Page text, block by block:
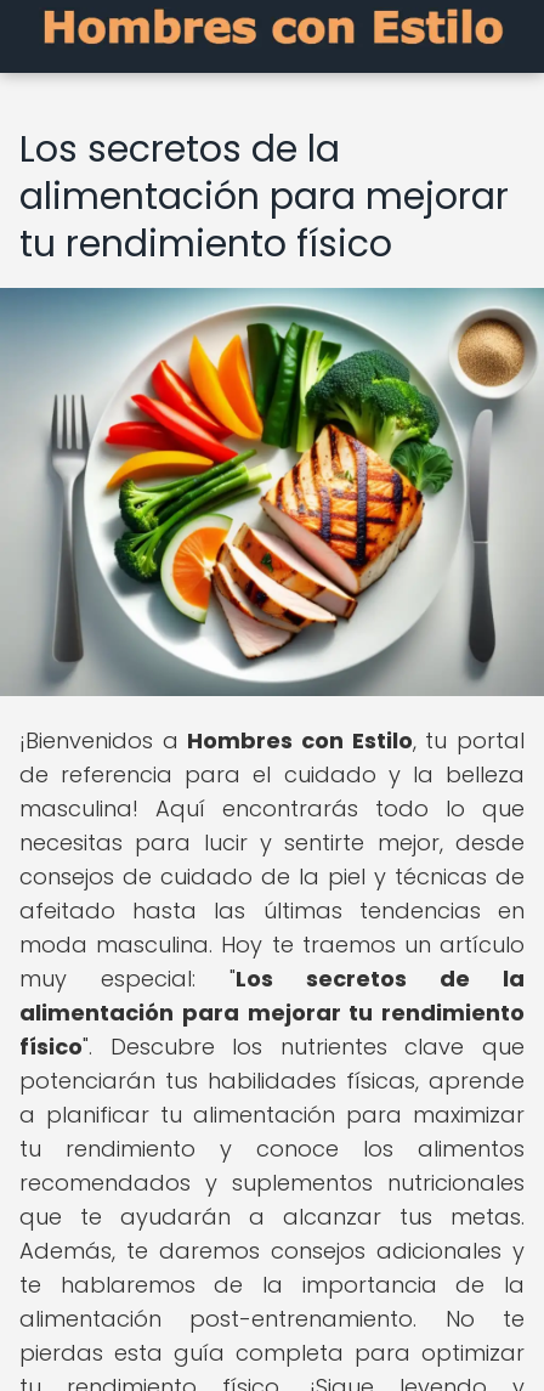
Los secretos de la
alimentación para mejorar
tu rendimiento físico
¡Bienvenidos a Hombres con Estilo, tu portal
de referencia para el cuidado y la belleza
masculina! Aquí encontrarás todo lo que
necesitas para lucir y sentirte mejor, desde
consejos de cuidado de la piel y técnicas de
afeitado hasta las últimas tendencias en
moda masculina. Hoy te traemos un artículo
muy especial: "Los secretos de la
alimentación para mejorar tu rendimiento
físico". Descubre los nutrientes clave que
potenciarán tus habilidades físicas, aprende
a planificar tu alimentación para maximizar
tu rendimiento y conoce los alimentos
recomendados y suplementos nutricionales
que te ayudarán a alcanzar tus metas.
Además, te daremos consejos adicionales y
te hablaremos de la importancia de la
alimentación post-entrenamiento. No te
pierdas esta guía completa para optimizar